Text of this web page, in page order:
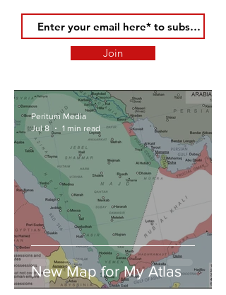
Join
New Map for My Atlas
Peritum Media
Jul 8
1 min read